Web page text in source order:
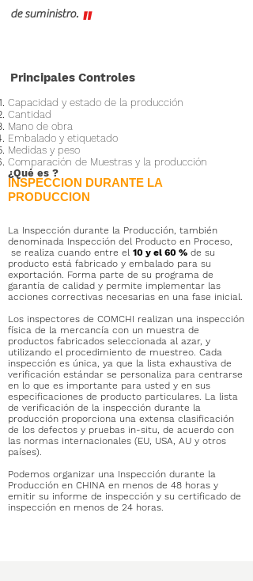
"
de suministro.
Principales Controles
Capacidad y estado de la producción
Cantidad
Mano de obra
Embalado y etiquetado
Medidas y peso
Comparación de Muestras y la producción
INSPECCION DURANTE LA
PRODUCCION
La Inspección durante la Producción, también
denominada Inspección del Producto en Proceso,
se realiza cuando entre el 10 y el 60 % de su
producto está fabricado y embalado para su
exportación. Forma parte de su programa de
garantía de calidad y permite implementar las
acciones correctivas necesarias en una fase inicial.
Los inspectores de COMCHI realizan una inspección
física de la mercancía con un muestra de
productos fabricados seleccionada al azar, y
utilizando el procedimiento de muestreo. Cada
inspección es única, ya que la lista exhaustiva de
verificación estándar se personaliza para centrarse
en lo que es importante para usted y en sus
especificaciones de producto particulares. La lista
de verificación de la inspección durante la
producción proporciona una extensa clasificación
de los defectos y pruebas in-situ, de acuerdo con
las normas internacionales (EU, USA, AU y otros
países).
Podemos organizar una Inspección durante la
Producción en CHINA en menos de 48 horas y
emitir su informe de inspección y su certificado de
inspección en menos de 24 horas.
¿Qué es ?